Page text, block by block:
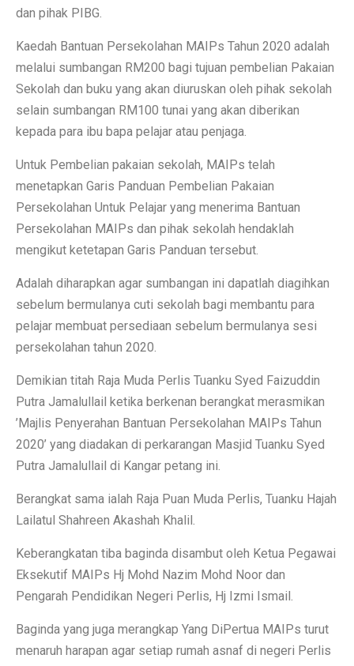
dan pihak PIBG.
Kaedah Bantuan Persekolahan MAIPs Tahun 2020 adalah
melalui sumbangan RM200 bagi tujuan pembelian Pakaian
Sekolah dan buku yang akan diuruskan oleh pihak sekolah
selain sumbangan RM100 tunai yang akan diberikan
kepada para ibu bapa pelajar atau penjaga.
Untuk Pembelian pakaian sekolah, MAIPs telah
menetapkan Garis Panduan Pembelian Pakaian
Persekolahan Untuk Pelajar yang menerima Bantuan
Persekolahan MAIPs dan pihak sekolah hendaklah
mengikut ketetapan Garis Panduan tersebut.
Adalah diharapkan agar sumbangan ini dapatlah diagihkan
sebelum bermulanya cuti sekolah bagi membantu para
pelajar membuat persediaan sebelum bermulanya sesi
persekolahan tahun 2020.
Demikian titah Raja Muda Perlis Tuanku Syed Faizuddin
Putra Jamalullail ketika berkenan berangkat merasmikan
’Majlis Penyerahan Bantuan Persekolahan MAIPs Tahun
2020’ yang diadakan di perkarangan Masjid Tuanku Syed
Putra Jamalullail di Kangar petang ini.
Berangkat sama ialah Raja Puan Muda Perlis, Tuanku Hajah
Lailatul Shahreen Akashah Khalil.
Keberangkatan tiba baginda disambut oleh Ketua Pegawai
Eksekutif MAIPs Hj Mohd Nazim Mohd Noor dan
Pengarah Pendidikan Negeri Perlis, Hj Izmi Ismail.
Baginda yang juga merangkap Yang DiPertua MAIPs turut
menaruh harapan agar setiap rumah asnaf di negeri Perlis